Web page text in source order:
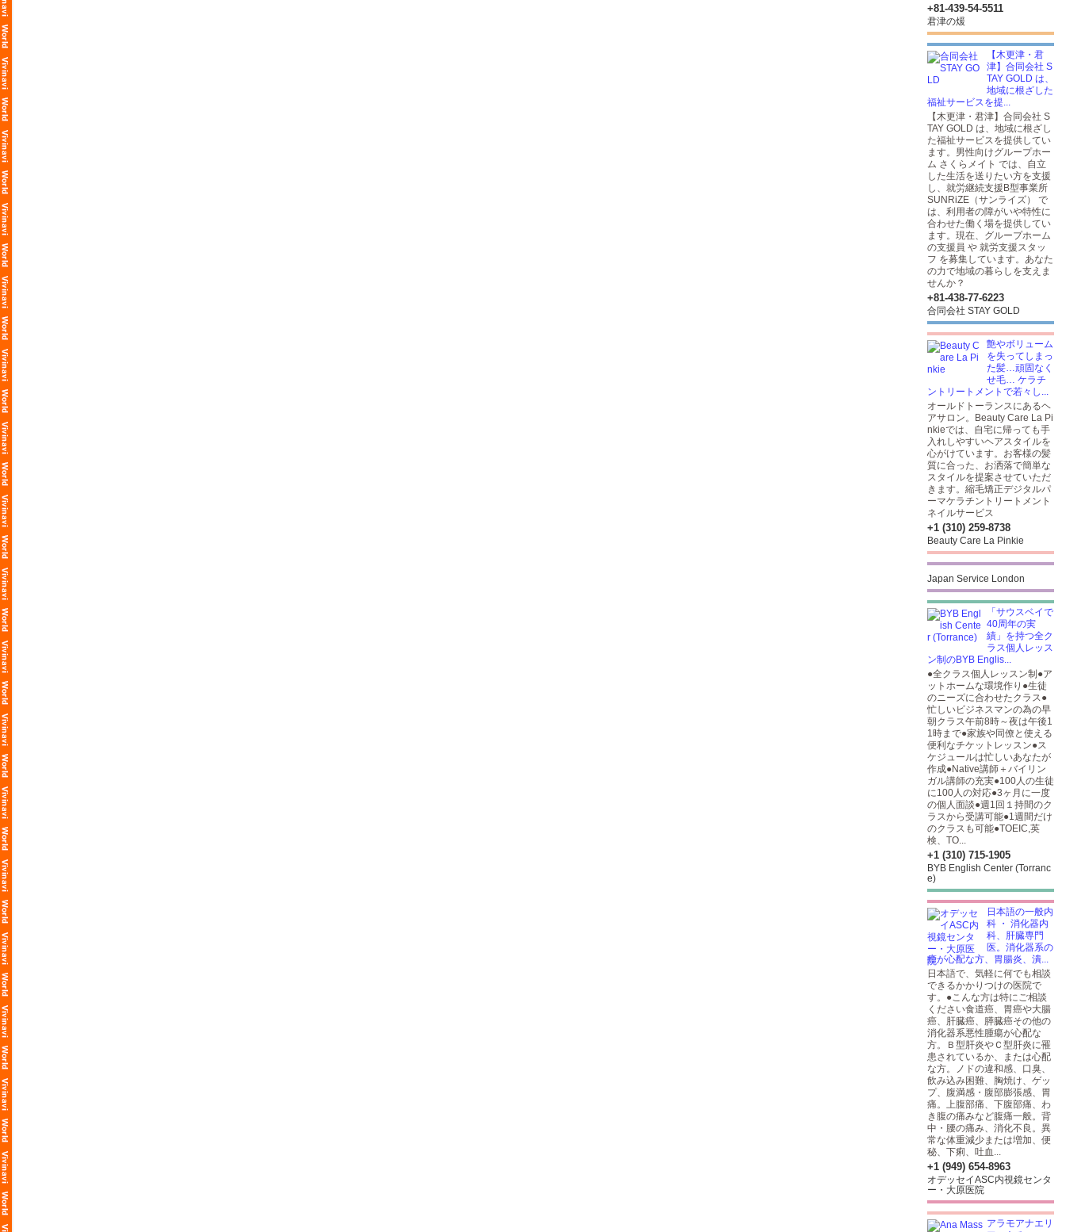
+81-439-54-5511
君津の煖
【木更津・君
津】合同会社 S
TAY GOLD は、
地域に根ざした
福祉サービスを提...
【木更津・君津】合同会社 S
TAY GOLD は、地域に根ざし
た福祉サービスを提供してい
ます。男性向けグループホー
ム さくらメイト では、自立
した生活を送りたい方を支援
し、就労継続支援B型事業所
SUNRiZE（サンライズ） で
は、利用者の障がいや特性に
合わせた働く場を提供してい
ます。現在、グループホーム
の支援員 や 就労支援スタッ
フ を募集しています。あなた
の力で地域の暮らしを支えま
せんか？
+81-438-77-6223
合同会社 STAY GOLD
艶やボリューム
を失ってしまっ
た髪…頑固なく
せ毛… ケラチ
ントリートメントで若々し...
オールドトーランスにあるヘ
アサロン。Beauty Care La Pi
nkieでは、自宅に帰っても手
入れしやすいヘアスタイルを
心がけています。お客様の髪
質に合った、お洒落で簡単な
スタイルを提案させていただ
きます。縮毛矯正デジタルパ
ーマケラチントリートメント
ネイルサービス
+1 (310) 259-8738
Beauty Care La Pinkie
Japan Service London
「サウスベイで
40周年の実
績」を持つ全ク
ラス個人レッス
ン制のBYB Englis...
●全クラス個人レッスン制●ア
ットホームな環境作り●生徒
のニーズに合わせたクラス●
忙しいビジネスマンの為の早
朝クラス午前8時～夜は午後1
1時まで●家族や同僚と使える
便利なチケットレッスン●ス
ケジュールは忙しいあなたが
作成●Native講師＋バイリン
ガル講師の充実●100人の生徒
に100人の対応●3ヶ月に一度
の個人面談●週1回１持間のク
ラスから受講可能●1週間だけ
のクラスも可能●TOEIC,英
検、TO...
+1 (310) 715-1905
BYB English Center (Torranc
e)
日本語の一般内
科 ・ 消化器内
科、肝臓専門
医。消化器系の
癌が心配な方、胃腸炎、潰...
日本語で、気軽に何でも相談
できるかかりつけの医院で
す。●こんな方は特にご相談
ください食道癌、胃癌や大腸
癌、肝臓癌、膵臓癌その他の
消化器系悪性腫瘍が心配な
方。Ｂ型肝炎やＣ型肝炎に罹
患されているか、または心配
な方。ノドの違和感、口臭、
飲み込み困難、胸焼け、ゲッ
プ、腹満感・腹部膨張感、胃
痛。上腹部痛、下腹部痛、わ
き腹の痛みなど腹痛一般。背
中・腰の痛み、消化不良。異
常な体重減少または増加、便
秘、下痢、吐血...
+1 (949) 654-8963
オデッセイASC内視鏡センタ
ー・大原医院
アラモアナエリ